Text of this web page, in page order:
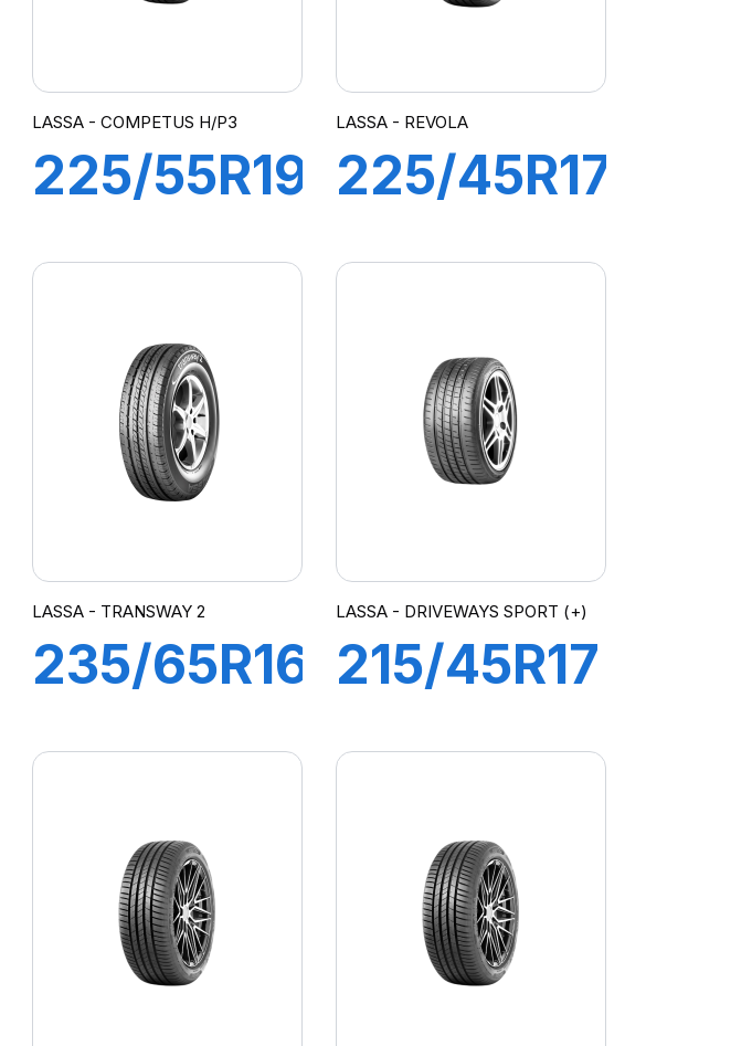
LASSA - COMPETUS H/P3
225/55R19
H/P3
LASSA - REVOLA
225/45R17
LASSA - TRANSWAY 2
235/65R16C
LASSA - DRIVEWAYS SPORT (+)
215/45R17
SPORT+